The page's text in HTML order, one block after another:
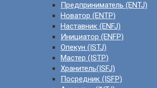
Предприниматель (ENTJ)
Новатор (ENTP)
Наставник (ENFJ)
Инициатор (ENFP)
Опекун (ISTJ)
Мастер (ISTP)
Хранитель(ISFJ)
Посредник (ISFP)